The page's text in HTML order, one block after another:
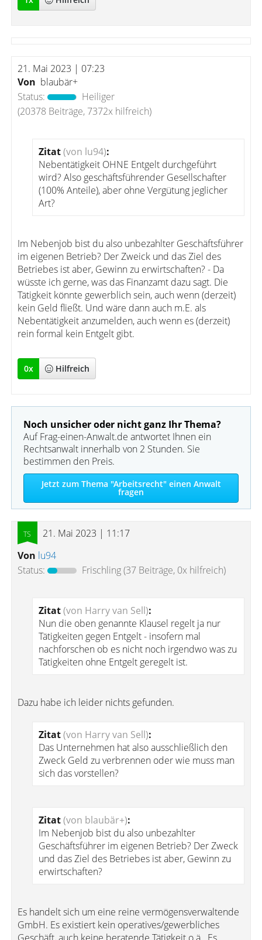
21. Mai 2023 | 07:23
Von blaubär+
Status:
Heiliger
(20378 Beiträge, 7372x hilfreich)
Zitat(von lu94):
Nebentätigkeit OHNE Entgelt durchgeführt
wird? Also geschäftsführender Gesellschafter
(100% Anteile), aber ohne Vergütung jeglicher
Art?
Im Nebenjob bist du also unbezahlter Geschäftsführer
im eigenen Betrieb? Der Zweick und das Ziel des
Betriebes ist aber, Gewinn zu erwirtschaften? - Da
wüsste ich gerne, was das Finanzamt dazu sagt. Die
Tätigkeit könnte gewerblich sein, auch wenn (derzeit)
kein Geld fließt. Und wäre dann auch m.E. als
Nebentätigkeit anzumelden, auch wenn es (derzeit)
rein formal kein Entgelt gibt.
0x Hilfreich
Noch unsicher oder nicht ganz Ihr Thema?
Auf Frag-einen-Anwalt.de antwortet Ihnen ein
Rechtsanwalt innerhalb von 2 Stunden. Sie
bestimmen den Preis.
Jetzt zum Thema "Arbeitsrecht" einen Anwalt
fragen
21. Mai 2023 | 11:17
Von lu94
Status:
Frischling(37 Beiträge, 0x hilfreich)
Zitat(von Harry van Sell):
Nun die oben genannte Klausel regelt ja nur
Tätigkeiten gegen Entgelt - insofern mal
nachforschen ob es nicht noch irgendwo was zu
Tätigkeiten ohne Entgelt geregelt ist.
Dazu habe ich leider nichts gefunden.
Zitat(von Harry van Sell):
Das Unternehmen hat also ausschließlich den
Zweck Geld zu verbrennen oder wie muss man
sich das vorstellen?
Zitat(von blaubär+):
Im Nebenjob bist du also unbezahlter
Geschäftsführer im eigenen Betrieb? Der Zweck
und das Ziel des Betriebes ist aber, Gewinn zu
erwirtschaften?
Es handelt sich um eine reine vermögensverwaltende
GmbH. Es existiert kein operatives/gewerbliches